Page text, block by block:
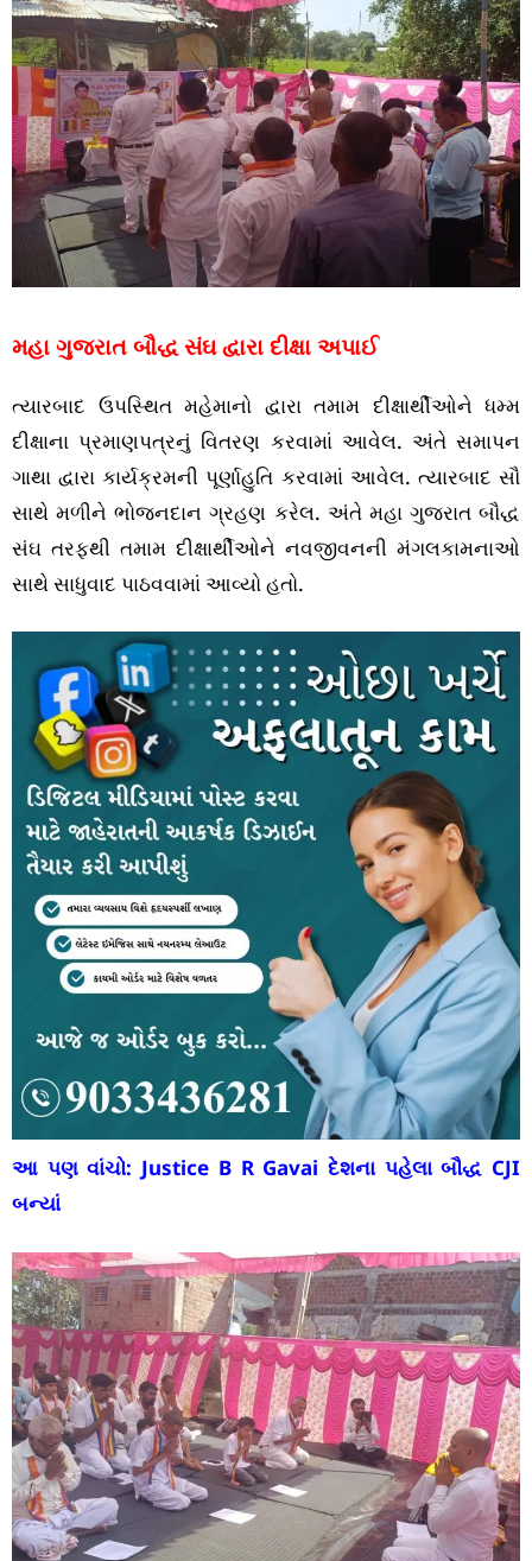
મહા ગુજરાત બૌદ્ધ સંઘ દ્વારા દીક્ષા અપાઈ
ત્યારબાદ ઉપસ્થિત મહેમાનો દ્વારા તમામ દીક્ષાર્થીઓને ધમ્મ
દીક્ષાના પ્રમાણપત્રનું વિતરણ કરવામાં આવેલ. અંતે સમાપન
ગાથા દ્વારા કાર્યક્રમની પૂર્ણાહુતિ કરવામાં આવેલ. ત્યારબાદ સૌ
સાથે મળીને ભોજનદાન ગ્રહણ કરેલ. અંતે મહા ગુજરાત બૌદ્ધ
સંઘ તરફથી તમામ દીક્ષાર્થીઓને નવજીવનની મંગલકામનાઓ
સાથે સાધુવાદ પાઠવવામાં આવ્યો હતો.
આ પણ વાંચો: Justice B R Gavai દેશના પહેલા બૌદ્ધ CJI
બન્યાં